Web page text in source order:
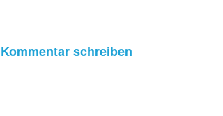
Kommentar schreiben